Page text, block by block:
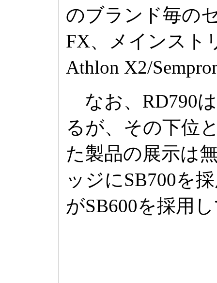
のブランド毎の
FX、メインスト
Athlon X2/
なお、RD790
るが、その下位
た製品の展示は
ッジにSB700を
がSB600を採用